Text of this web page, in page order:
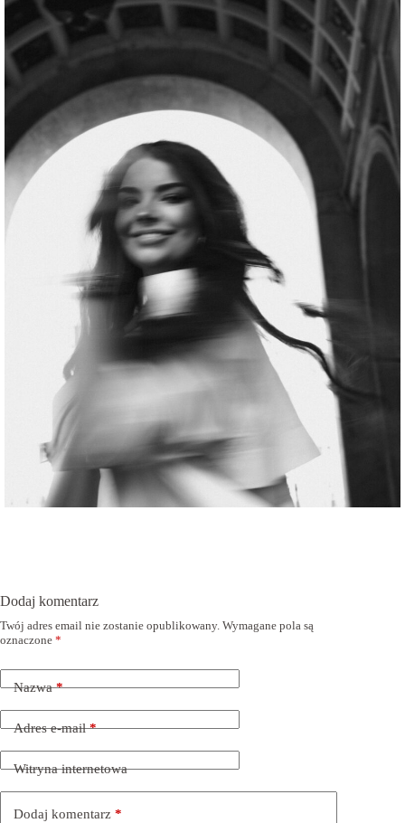
Dodaj komentarz
Twój adres email nie zostanie opublikowany. Wymagane pola są
oznaczone *
Nazwa*
Adres e-mail*
Witryna internetowa
Dodaj komentarz *